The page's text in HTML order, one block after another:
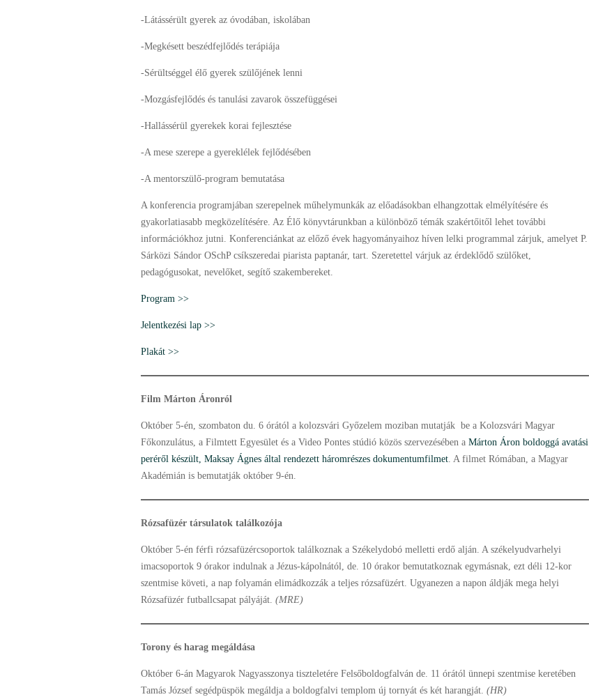
-Látássérült gyerek az óvodában, iskolában
-Megkésett beszédfejlődés terápiája
-Sérültséggel élő gyerek szülőjének lenni
-Mozgásfejlődés és tanulási zavarok összefüggései
-Hallássérül gyerekek korai fejlesztése
-A mese szerepe a gyereklélek fejlődésében
-A mentorszülő-program bemutatása
A konferencia programjában szerepelnek műhelymunkák az előadásokban elhangzottak elmélyítésére és
gyakorlatiasabb megközelítésére. Az Élő könyvtárunkban a különböző témák szakértőitől lehet további
információkhoz jutni. Konferenciánkat az előző évek hagyományaihoz híven lelki programmal zárjuk, amelyet P.
Sárközi Sándor OSchP csíkszeredai piarista paptanár, tart. Szeretettel várjuk az érdeklődő szülőket,
pedagógusokat, nevelőket, segítő szakembereket.
Program >>
Jelentkezési lap >>
Plakát >>
Film Márton Áronról
Október 5-én, szombaton du. 6 órától a kolozsvári Győzelem moziban mutatják be a Kolozsvári Magyar
Főkonzulátus, a Filmtett Egyesület és a Video Pontes stúdió közös szervezésében a Márton Áron boldoggá avatási
peréről készült, Maksay Ágnes által rendezett háromrészes dokumentumfilmet. A filmet Rómában, a Magyar
Akadémián is bemutatják október 9-én.
Rózsafüzér társulatok találkozója
Október 5-én férfi rózsafüzércsoportok találkoznak a Székelydobó melletti erdő alján. A székelyudvarhelyi
imacsoportok 9 órakor indulnak a Jézus-kápolnától, de. 10 órakor bemutatkoznak egymásnak, ezt déli 12-kor
szentmise követi, a nap folyamán elimádkozzák a teljes rózsafüzért. Ugyanezen a napon áldják mega helyi
Rózsafüzér futballcsapat pályáját. (MRE)
Torony és harag megáldása
Október 6-án Magyarok Nagyasszonya tiszteletére Felsőboldogfalván de. 11 órától ünnepi szentmise keretében
Tamás József segédpüspök megáldja a boldogfalvi templom új tornyát és két harangját. (HR)